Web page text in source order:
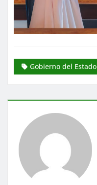
Gobierno del Estado